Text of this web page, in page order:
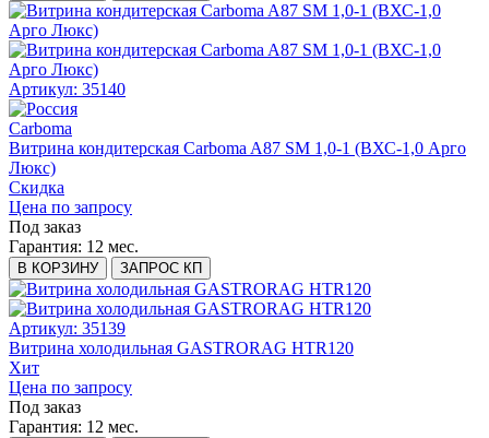
Артикул: 35140
Carboma
Витрина кондитерская Carboma A87 SM 1,0-1 (ВХС-1,0 Арго
Люкс)
Скидка
Цена по запросу
Под заказ
Гарантия: 12 мес.
В КОРЗИНУ ЗАПРОС КП
Артикул: 35139
Витрина холодильная GASTRORAG HTR120
Хит
Цена по запросу
Под заказ
Гарантия: 12 мес.